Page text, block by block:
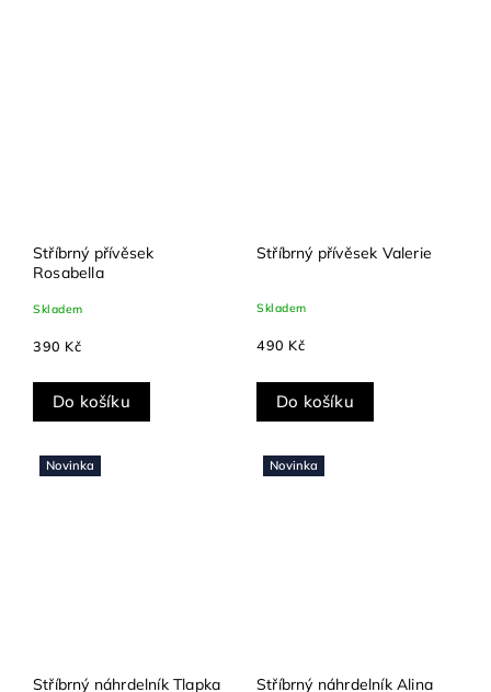
Stříbrný přívěsek
Rosabella
Skladem
390 Kč
Do košíku
Stříbrný přívěsek Valerie
Skladem
490 Kč
Do košíku
Novinka
Stříbrný náhrdelník Tlapka
Novinka
Stříbrný náhrdelník Alina